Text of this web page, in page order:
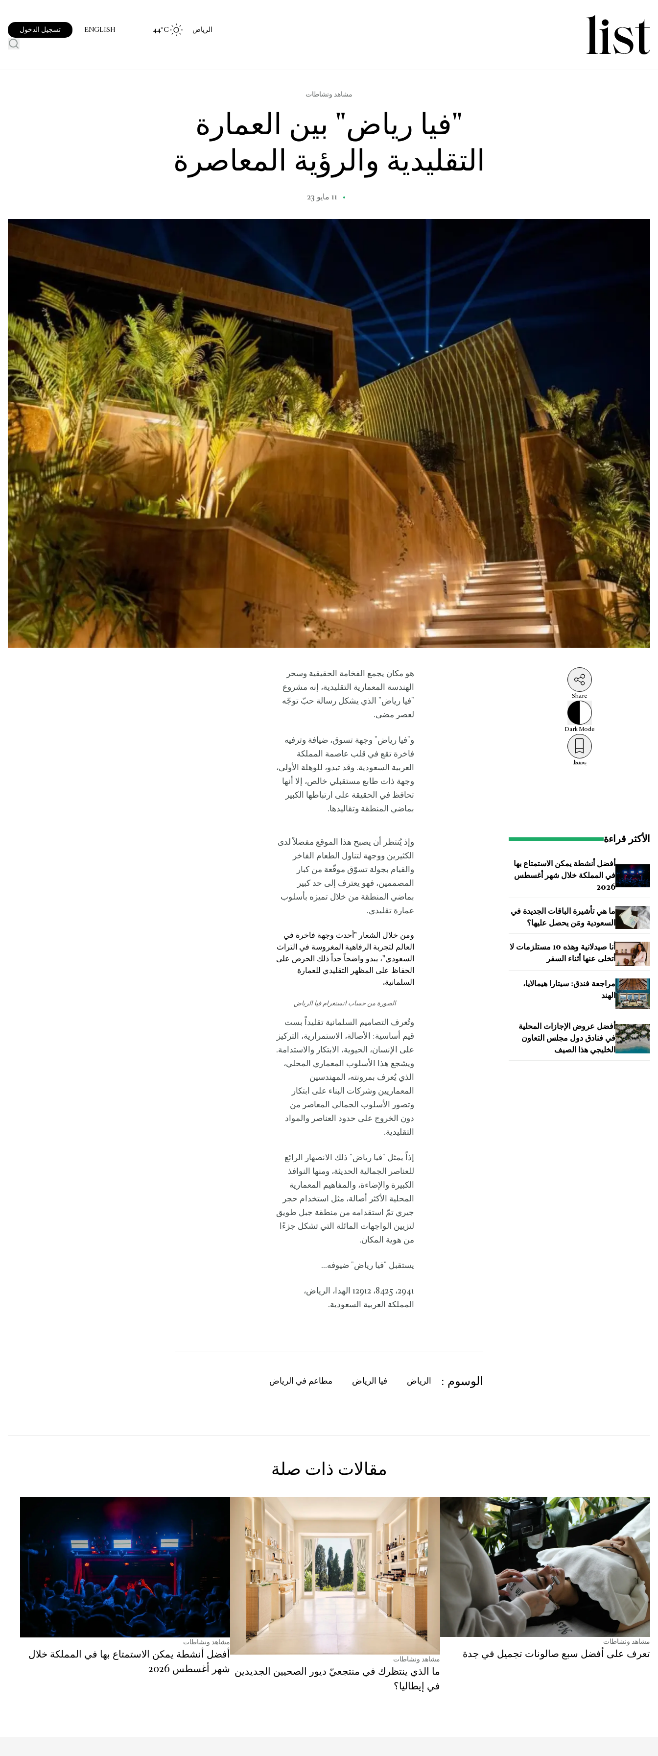
الرياض 44 °C
ENGLISH تسجيل الدخول
مشاهد ونشاطات
"فيا رياض" بين العمارة
التقليدية والرؤية المعاصرة
11 مايو 23
Share
DarkMode
يحفظ
الأكثر قراءة
أفضل أنشطة يمكن الاستمتاع بها
في المملكة خلال شهر أغسطس
2026
ما هي تأشيرة الباقات الجديدة في
السعودية ومَن يحصل عليها؟
أنا صيدلانية وهذه 10 مستلزمات لا
أتخلى عنها أثناء السفر
مراجعة فندق: سيتارا هيمالايا،
الهند
أفضل عروض الإجازات المحلية
في فنادق دول مجلس التعاون
الخليجي هذا الصيف
هو مكان يجمع الفخامة الحقيقية وسحر
الهندسة المعمارية التقليدية، إنه مشروع
"فيا رياض" الذي يشكل رسالة حبّ توجّه
لعصر مضى.
و"فيا رياض" وجهة تسوق، ضيافة وترفيه
فاخرة تقع في قلب عاصمة المملكة
العربية السعودية. وقد تبدو، للوهلة الأولى،
وجهة ذات طابع مستقبلي خالص، إلا أنها
تحافظ في الحقيقة على ارتباطها الكبير
بماضي المنطقة وتقاليدها.
وإذ يُنتظر أن يصبح هذا الموقع مفضلاً لدى
الكثيرين ووجهة لتناول الطعام الفاخر
والقيام بجولة تسوّق موقّعة من كبار
المصممين، فهو يعترف إلى حد كبير
بماضي المنطقة من خلال تميزه بأسلوب
عمارة تقليدي.
ومن خلال الشعار "أحدث وجهة فاخرة في
العالم لتجربة الرفاهية المغروسة في التراث
السعودي"، يبدو واضحاً جداً ذلك الحرص على
الحفاظ على المظهر التقليدي للعمارة
السلمانية.
الصورة من حساب انستغرامفيا الرياض
وتُعرف التصاميم السلمانية تقليداً بست
قيم أساسية: الأصالة، الاستمرارية، التركيز
على الإنسان، الحيوية، الابتكار والاستدامة.
ويشجع هذا الأسلوب المعماري المحلي،
الذي يُعرف بمرونته، المهندسين
المعماريين وشركات البناء على ابتكار
وتصور الأسلوب الجمالي المعاصر من
دون الخروج على حدود العناصر والمواد
التقليدية.
إذاً يمثل "فيا رياض" ذلك الانصهار الرائع
للعناصر الجمالية الحديثة، ومنها النوافذ
الكبيرة والإضاءة، والمفاهيم المعمارية
المحلية الأكثر أصالة، مثل استخدام حجر
جيري تمّ استقدامه من منطقة جبل طويق
لتزيين الواجهات المائلة التي تشكل جزءًا
من هوية المكان.
يستقبل "فيا رياض" ضيوفه...
2941، 8425، 12912 الهدا، الرياض،
المملكة العربية السعودية.
الوسوم : الرياض فيا الرياض مطاعم في الرياض
مقالات ذات صلة
مشاهد ونشاطات
تعرف على أفضل سبع صالونات تجميل في جدة
مشاهد ونشاطات
ما الذي ينتظرك في منتجعيّ ديور الصحيين الجديدين
في إيطاليا؟
مشاهد ونشاطات
أفضل أنشطة يمكن الاستمتاع بها في المملكة خلال
شهر أغسطس 2026